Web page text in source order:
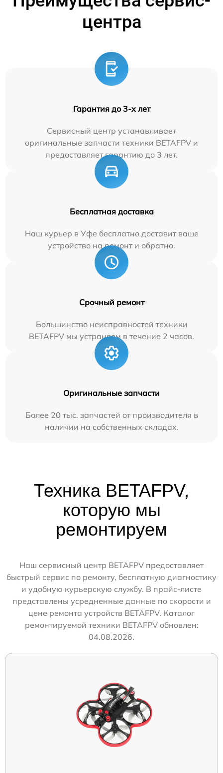
центра
Гарантия до 3-х лет
Сервисный центр устанавливает
оригинальные запчасти техники BETAFPV и
предоставляет гарантию до 3 лет.
Бесплатная доставка
Наш курьер в Уфе бесплатно доставит ваше
устройство на ремонт и обратно.
Срочный ремонт
Большинство неисправностей техники
BETAFPV мы устраняем в течение 2 часов.
Оригинальные запчасти
Более 20 тыс. запчастей от производителя в
наличии на собственных складах.
Техника BETAFPV,
которую мы
ремонтируем
Наш сервисный центр BETAFPV предоставляет
быстрый сервис по ремонту, бесплатную диагностику
и удобную курьерскую службу. В прайс-листе
представлены усредненные данные по скорости и
цене ремонта устройств BETAFPV. Каталог
ремонтируемой техники BETAFPV обновлен:
04.08.2026.